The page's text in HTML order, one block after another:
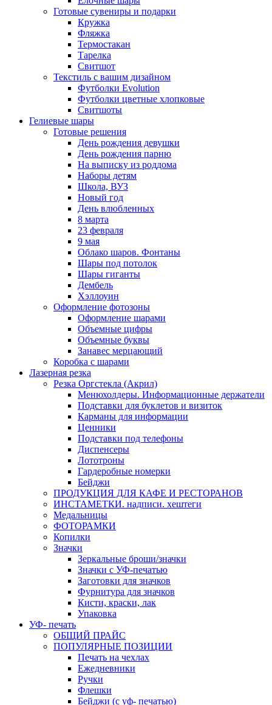
Готовые сувениры и подарки
Кружка
Фляжка
Термостакан
Тарелка
Свитшот
Текстиль с вашим дизайном
Футболки Evolution
Футболки цветные хлопковые
Свитшоты
Гелиевые шары
Готовые решения
День рождения девушки
День рождения парню
На выписку из роддома
Наборы детям
Школа, ВУЗ
Новый год
День влюбленных
8 марта
23 февраля
9 мая
Облако шаров. Фонтаны
Шары под потолок
Шары гиганты
Дембель
Хэллоуин
Оформление фотозоны
Оформление шарами
Объемные цифры
Объемные буквы
Занавес мерцающий
Коробка с шарами
Лазерная резка
Резка Оргстекла (Акрил)
Менюхолдеры. Информационные держатели
Подставки для буклетов и визиток
Карманы для информации
Ценники
Подставки под телефоны
Диспенсеры
Лототроны
Гардеробные номерки
Бейджи
ПРОДУКЦИЯ ДЛЯ КАФЕ И РЕСТОРАНОВ
ИНСТАМЕТКИ. надписи. хештеги
Медальницы
ФОТОРАМКИ
Копилки
Значки
Зеркальные броши/значки
Значки с УФ-печатью
Заготовки для значков
Фурнитура для значков
Кисти, краски, лак
Упаковка
УФ- печать
ОБЩИЙ ПРАЙС
ПОПУЛЯРНЫЕ ПОЗИЦИИ
Печать на чехлах
Ежедневники
Ручки
Флешки
Бейджи (с уф- печатью)